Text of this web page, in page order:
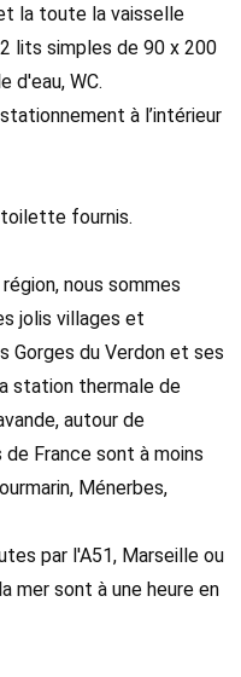
la toute la vaisselle
lits simples de 90 x 200
d'eau, WC.
à l’intérieur
fournis.
nous sommes
jolis villages et
Gorges du Verdon et ses
station thermale de
autour de
France sont à moins
Ménerbes,
par l'A51, Marseille ou
mer sont à une heure en